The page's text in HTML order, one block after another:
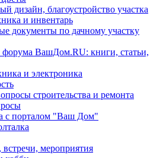
дизайн, благоустройство участка
и инвентарь
документы по дачному участку
форума ВашДом.RU: книги, статьи,
и электроника
строительства и ремонта
с порталом "Ваш Дом"
встречи, мероприятия